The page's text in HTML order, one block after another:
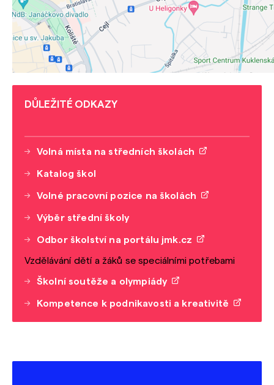
DŮLEŽITÉ ODKAZY
Volná místa na středních školách
Katalog škol
Volné pracovní pozice na školách
Výběr střední školy
Odbor školství na portálu jmk.cz
Vzdělávání dětí a žáků se speciálními potřebami
Školní soutěže a olympiády
Kompetence k podnikavosti a kreativitě